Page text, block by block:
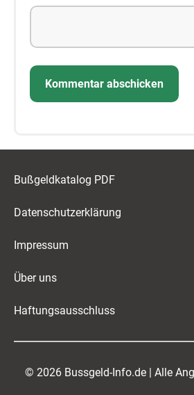
Bußgeldkatalog PDF
Datenschutzerklärung
Impressum
Über uns
Haftungsausschluss
© 2026 Bussgeld-Info.de | Alle